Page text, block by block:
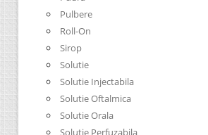
Pulbere
Roll-On
Sirop
Solutie
Solutie Injectabila
Solutie Oftalmica
Solutie Orala
Solutie Perfuzabila